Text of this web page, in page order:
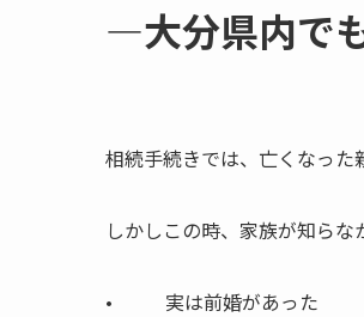
―大分​県内で
相続手続きでは、亡くなった
しかしこの時、家族が知らな
• 実は前婚があった